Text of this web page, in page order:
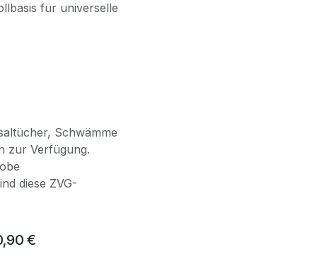
für universelle
Schwämme
zur Verfügung.
diese ZVG-
€